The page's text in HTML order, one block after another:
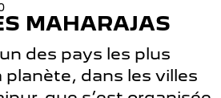
MAHARAJAS
des pays les plus
dans les villes